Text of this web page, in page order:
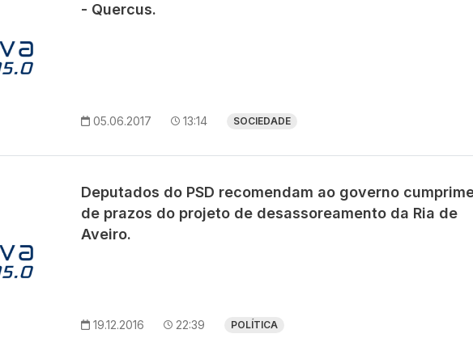
- Quercus.
05.06.2017 13:14 SOCIEDADE
Deputados do PSD recomendam ao governo
de prazos do projeto de desassoreamento da Ria de
Aveiro.
19.12.2016 22:39 POLÍTICA